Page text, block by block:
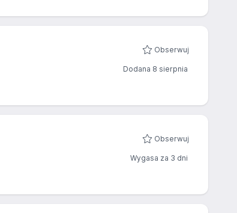
Obserwuj
Dodana 8 sierpnia
Obserwuj
Wygasa za 3 dni